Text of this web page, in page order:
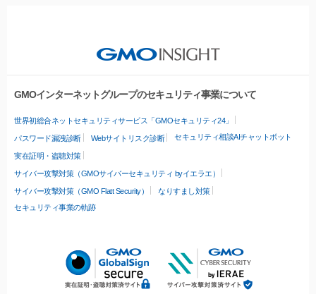
GMOインターネットグループのセキュリティ事業について
世界初総合ネットセキュリティサービス「GMOセキュリティ24」
パスワード漏洩診断 Webサイトリスク診断 セキュリティ相談AIチャットボット
実在証明・盗聴対策
サイバー攻撃対策（GMOサイバーセキュリティ byイエラエ）
サイバー攻撃対策（GMO Flatt Security）
なりすまし対策
セキュリティ事業の軌跡